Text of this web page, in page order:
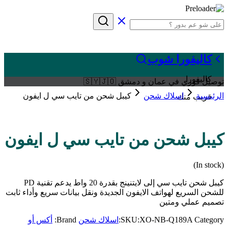
كاليفورا شوب
كاليفورا
قريب منك
توصيل فوري في عمان و دمشق 🇸🇾🇯🇴
الرئيسية
اسلاك شحن كيبل شحن من تايب سي ل ايفون
كيبل شحن من تايب سي ل ايفون
(In stock)
كيبل شحن تايب سي إلى لايتنينج بقدرة 20 واط يدعم تقنية PD
للشحن السريع لهواتف الايفون الجديدة ونقل بيانات سريع وأداء ثابت
تصميم عملي ومتين
SKU:XO-NB-Q189A Category: اسلاك شحن Brand:
أكس أو